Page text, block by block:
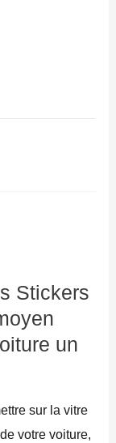
Stickers
un
sur la vitre
votre voiture,